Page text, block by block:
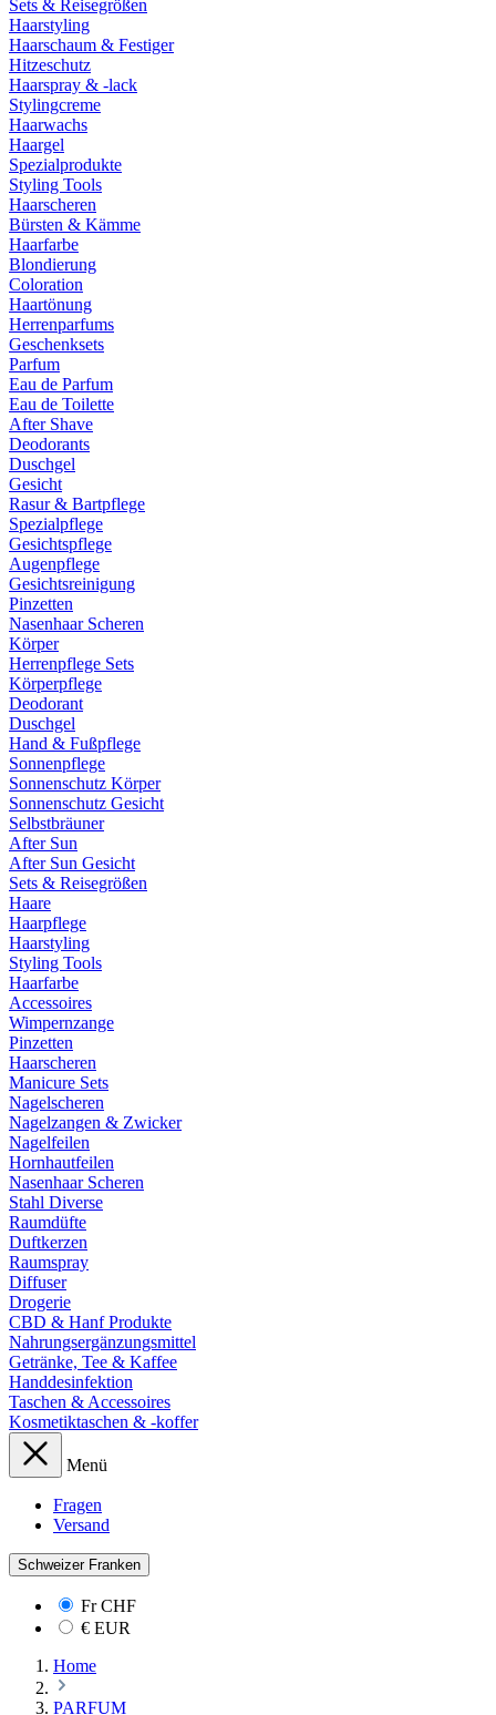
Sets & Reisegrößen
Haarstyling
Haarschaum & Festiger
Hitzeschutz
Haarspray & -lack
Stylingcreme
Haarwachs
Haargel
Spezialprodukte
Styling Tools
Haarscheren
Bürsten & Kämme
Haarfarbe
Blondierung
Coloration
Haartönung
Herrenparfums
Geschenksets
Parfum
Eau de Parfum
Eau de Toilette
After Shave
Deodorants
Duschgel
Gesicht
Rasur & Bartpflege
Spezialpflege
Gesichtspflege
Augenpflege
Gesichtsreinigung
Pinzetten
Nasenhaar Scheren
Körper
Herrenpflege Sets
Körperpflege
Deodorant
Duschgel
Hand & Fußpflege
Sonnenpflege
Sonnenschutz Körper
Sonnenschutz Gesicht
Selbstbräuner
After Sun
After Sun Gesicht
Sets & Reisegrößen
Haare
Haarpflege
Haarstyling
Styling Tools
Haarfarbe
Accessoires
Wimpernzange
Pinzetten
Haarscheren
Manicure Sets
Nagelscheren
Nagelzangen & Zwicker
Nagelfeilen
Hornhautfeilen
Nasenhaar Scheren
Stahl Diverse
Raumdüfte
Duftkerzen
Raumspray
Diffuser
Drogerie
CBD & Hanf Produkte
Nahrungsergänzungsmittel
Getränke, Tee & Kaffee
Handdesinfektion
Taschen & Accessoires
Kosmetiktaschen & -koffer
Menü
Fragen
Versand
Schweizer Franken
FrCHF
€ EUR
Home
PARFUM